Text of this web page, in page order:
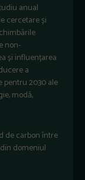
anual
cercetare și
non-
și influențarea
a
pentru 2030 ale
modă,
de carbon între
domeniul